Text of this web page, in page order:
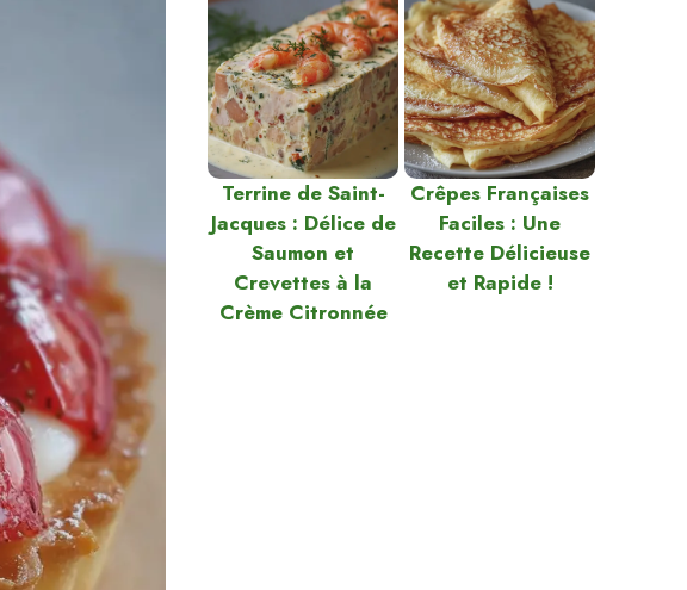
Terrine de Saint-
Jacques : Délice de
Saumon et
Crevettes à la
Crème Citronnée
Crêpes Françaises
Faciles : Une
Recette Délicieuse
et Rapide !